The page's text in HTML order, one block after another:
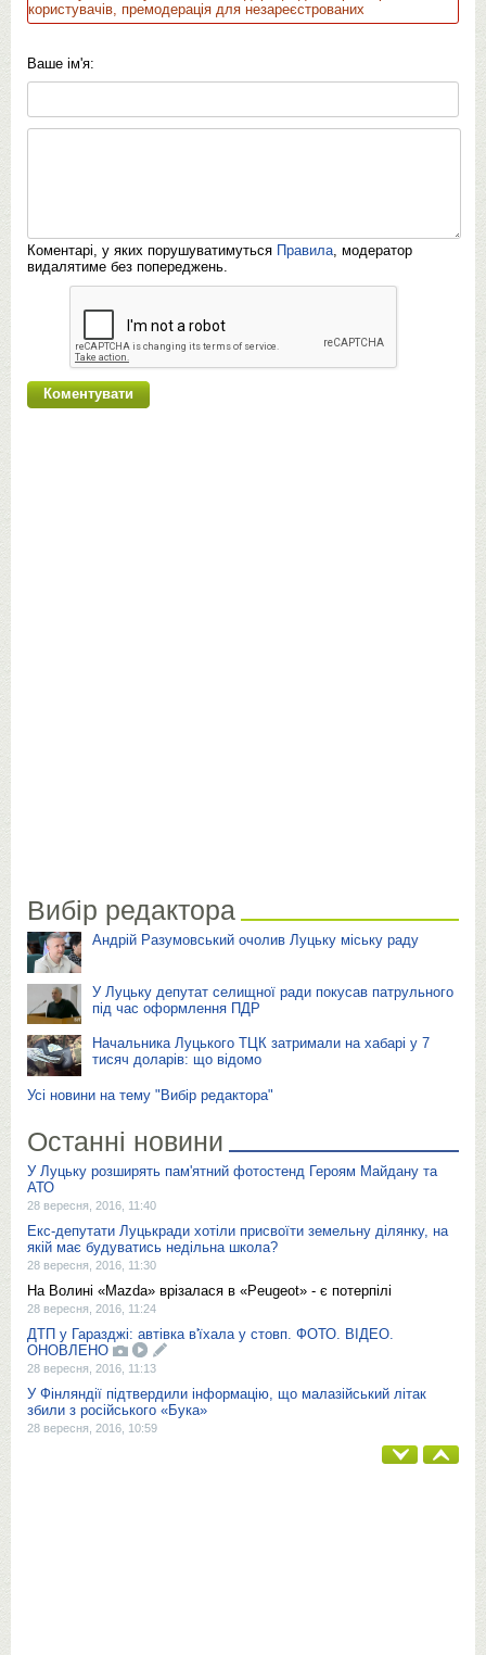
користувачів, премодерація для незареєстрованих
Ваше ім'я:
Коментарі, у яких порушуватимуться Правила, модератор
видалятиме без попереджень.
Вибір редактора
Андрій Разумовський очолив Луцьку міську раду
У Луцьку депутат селищної ради покусав патрульного
під час оформлення ПДР
Начальника Луцького ТЦК затримали на хабарі у 7
тисяч доларів: що відомо
Усі новини на тему "Вибір редактора"
Останні новини
У Луцьку розширять пам'ятний фотостенд Героям Майдану та
АТО
28 вересня, 2016, 11:40
Екс-депутати Луцькради хотіли присвоїти земельну ділянку, на
якій має будуватись недільна школа?
28 вересня, 2016, 11:30
На Волині «Mazda» врізалася в «Peugeot» - є потерпілі
28 вересня, 2016, 11:24
ДТП у Гаразджі: автівка в'їхала у стовп. ФОТО. ВІДЕО.
ОНОВЛЕНО
28 вересня, 2016, 11:13
У Фінляндії підтвердили інформацію, що малазійський літак
збили з російського «Бука»
28 вересня, 2016, 10:59